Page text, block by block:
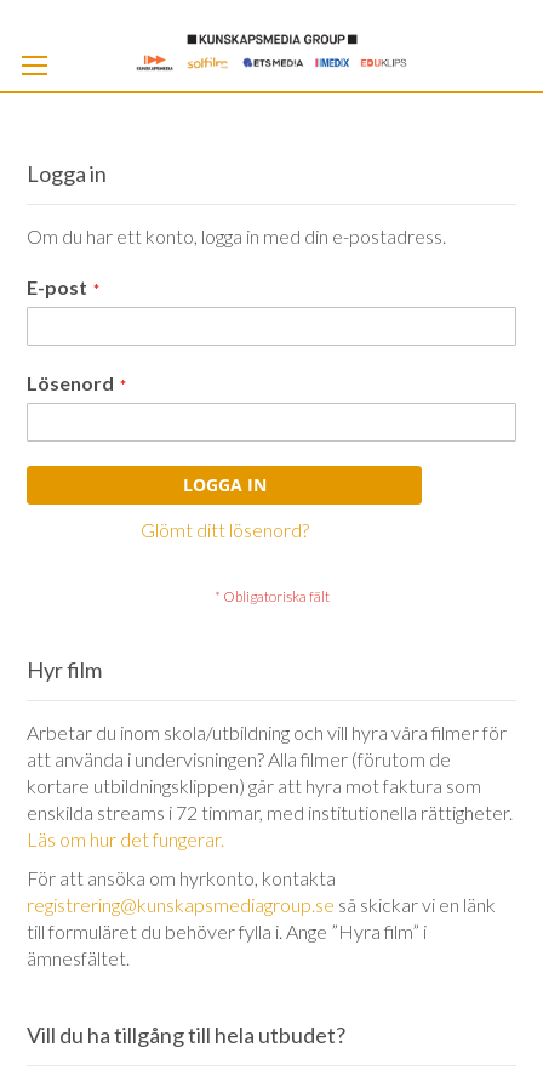
Logga in
Om du har ett konto, logga in med din e-postadress.
E-post
Lösenord
LOGGA IN
Glömt ditt lösenord?
Hyr film
Arbetar du inom skola/utbildning och vill hyra våra filmer för
att använda i undervisningen? Alla filmer (förutom de
kortare utbildningsklippen) går att hyra mot faktura som
enskilda streams i 72 timmar, med institutionella rättigheter.
Läs om hur det fungerar.
För att ansöka om hyrkonto, kontakta
registrering@kunskapsmediagroup.se så skickar vi en länk
till formuläret du behöver fylla i. Ange ”Hyra film” i
ämnesfältet.
Vill du ha tillgång till hela utbudet?